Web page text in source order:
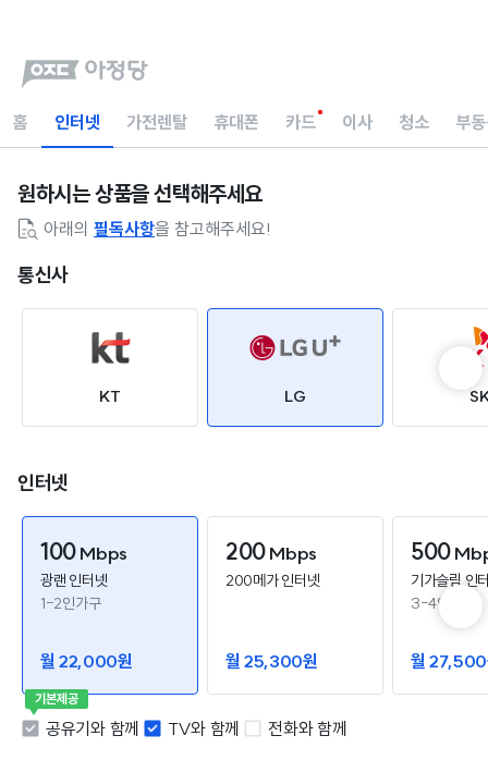
홈 인터넷 가전렌탈 휴대폰 카드 이사 청소 부
원하시는 상품을 선택해주세요
아래의 필독사항을 참고해주세요!
통신사
KT LG
인터넷
100Mbps
광랜 인터넷
1-2인가구
월 22,000원
200Mbps
200메가 인터넷
월 25,300원
500
기가슬림 인
3-4인가구
월
공유기와 함께 TV와 함께 전화와 함께
기본제공